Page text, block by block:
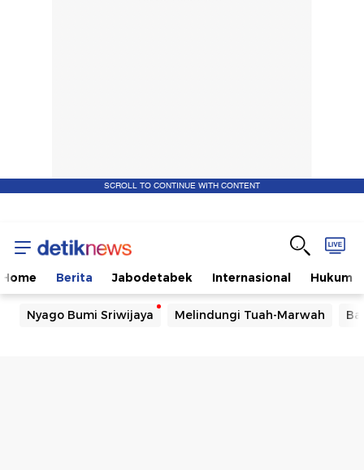
SCROLL TO CONTINUE WITH CONTENT
Home Berita Jabodetabek Internasional Hukum
Nyago Bumi Sriwijaya Melindungi Tuah-Marwah